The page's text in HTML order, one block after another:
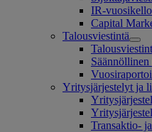
IR-
Capital
Talousviestintä
Yritysjärjestelyt ja
Transaktio-